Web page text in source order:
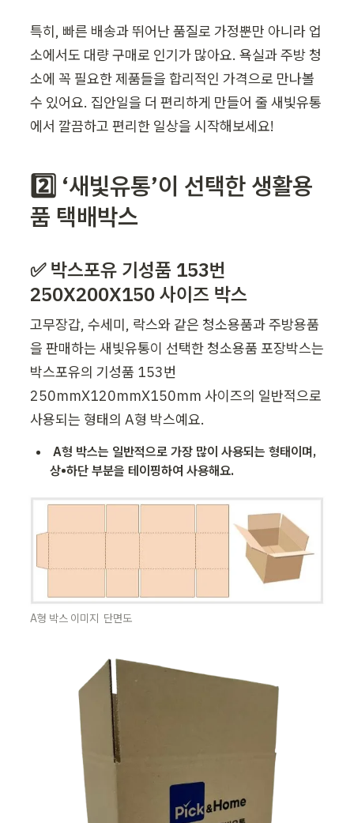
특히, 빠른 배송과 뛰어난 품질로 가정뿐만 아니라 업
소에서도 대량 구매로 인기가 많아요. 욕실과 주방 청
소에 꼭 필요한 제품들을 합리적인 가격으로 만나볼
수 있어요. 집안일을 더 편리하게 만들어 줄 새빛유통
에서 깔끔하고 편리한 일상을 시작해보세요!
2️⃣ ‘새빛유통’이 선택한 생활용
품 택배박스
✅ 박스포유 기성품 153번
250X200X150 사이즈 박스
고무장갑, 수세미, 락스와 같은 청소용품과 주방용품
을 판매하는 새빛유통이 선택한 청소용품 포장박스는
박스포유의 기성품 153번
250mmX120mmX150mm 사이즈의 일반적으로
사용되는 형태의 A형 박스예요.
A형 박스는 일반적으로 가장 많이 사용되는 형태이며,
상•하단 부분을 테이핑하여 사용해요.
A형 박스 이미지  단면도